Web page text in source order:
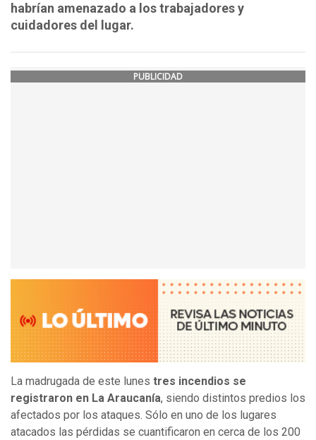
habrían amenazado a los trabajadores y
cuidadores del lugar.
PUBLICIDAD
La madrugada de este lunes tres incendios se
registraron en La Araucanía, siendo distintos predios los
afectados por los ataques. Sólo en uno de los lugares
atacados las pérdidas se cuantificaron en cerca de los 200